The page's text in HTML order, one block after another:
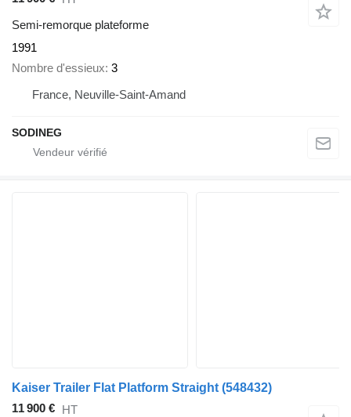
Semi-remorque plateforme
1991
Nombre d'essieux 3
France, Neuville-Saint-Amand
SODINEG
Kaiser Trailer Flat Platform Straight (548432)
11 900 € HT